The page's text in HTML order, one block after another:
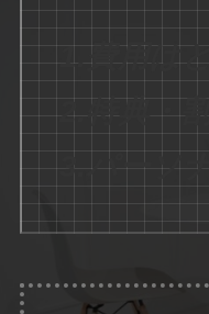
1.費用は
2.特典・
3.パーソ